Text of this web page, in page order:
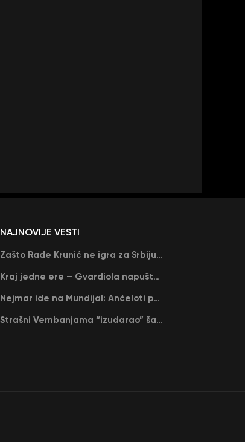
NAJNOVIJE VESTI
Zašto Rade Krunić ne igra za Srbiju? “Iako su mi obećali, niko me nije zvao…”
Kraj jedne ere – Gvardiola napušta Siti na kraju sezone, menja ga njegov nekadašnji rival
Nejmar ide na Mundijal: Anćeloti pročitao njegovo ime, Brazil u delirijumu (VIDEO)
Strašni Vembanjama “izudarao” šampiona za brejk: San Antonio poveo protiv Oklahome